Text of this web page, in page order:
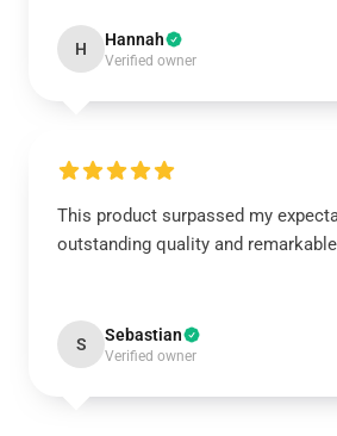
H Hannah
Verified owner
This product surpassed my
outstanding quality and
S Sebastian
Verified owner